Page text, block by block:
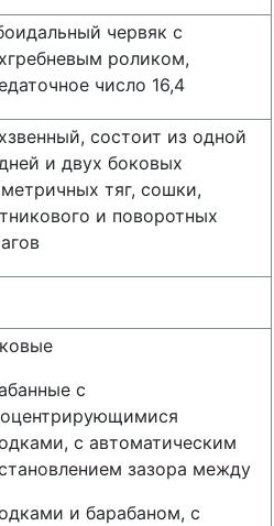
червяк с
роликом,
число 16,4
состоит из одной
и двух боковых
тяг, сошки,
и поворотных
с
с автоматическим
зазора между
и барабаном, с